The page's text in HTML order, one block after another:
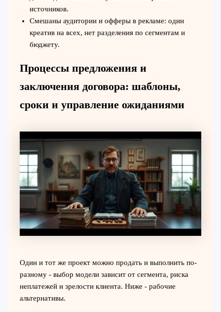
источников.
Смешаны аудитории и офферы в рекламе: один
креатив на всех, нет разделения по сегментам и
бюджету.
Процессы предложения и
заключения договора: шаблоны,
сроки и управление ожиданиями
Один и тот же проект можно продать и выполнить по-
разному - выбор модели зависит от сегмента, риска
неплатежей и зрелости клиента. Ниже - рабочие
альтернативы.